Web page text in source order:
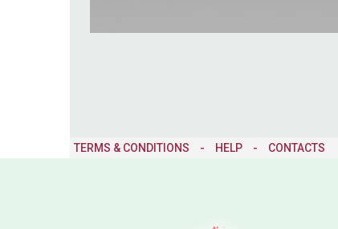
TERMS & CONDITIONS - HELP - CONTACTS